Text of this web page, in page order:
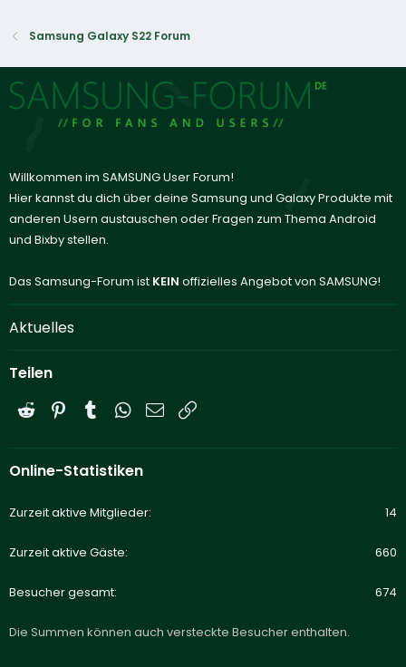
Samsung Galaxy S22 Forum
Willkommen im SAMSUNG User Forum!
Hier kannst du dich über deine Samsung und Galaxy Produkte mit
anderen Usern austauschen oder Fragen zum Thema Android
und Bixby stellen.
Das Samsung-Forum ist KEIN offizielles Angebot von SAMSUNG!
Aktuelles
Teilen
Reddit PinterestTumblrWhatsApp
E-Mail
Online-Statistiken
Zurzeit aktive Mitglieder 14
Zurzeit aktive Gäste 660
Besucher gesamt 674
Die Summen können auch versteckte Besucher enthalten.